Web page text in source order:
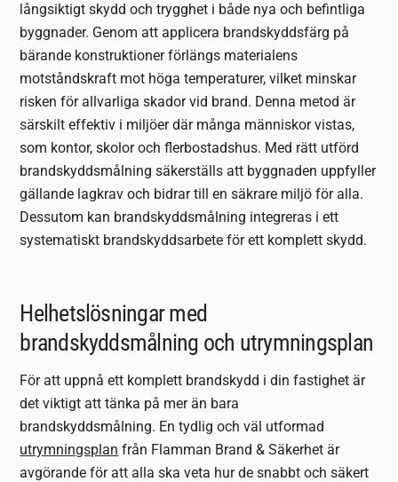
långsiktigt skydd och trygghet i både nya och befintliga
byggnader. Genom att applicera brandskyddsfärg på
bärande konstruktioner förlängs materialens
motståndskraft mot höga temperaturer, vilket minskar
risken för allvarliga skador vid brand. Denna metod är
särskilt effektiv i miljöer där många människor vistas,
som kontor, skolor och flerbostadshus. Med rätt utförd
brandskyddsmålning säkerställs att byggnaden uppfyller
gällande lagkrav och bidrar till en säkrare miljö för alla.
Dessutom kan brandskyddsmålning integreras i ett
systematiskt brandskyddsarbete för ett komplett skydd.
Helhetslösningar med
brandskyddsmålning och utrymningsplan
För att uppnå ett komplett brandskydd i din fastighet är
det viktigt att tänka på mer än bara
brandskyddsmålning. En tydlig och väl utformad
utrymningsplan från Flamman Brand & Säkerhet är
avgörande för att alla ska veta hur de snabbt och säkert